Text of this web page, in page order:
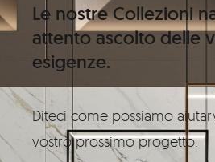
Le nostre Collezioni
attento ascolto delle
esigenze.
Diteci come possiamo
vostro prossimo progetto.